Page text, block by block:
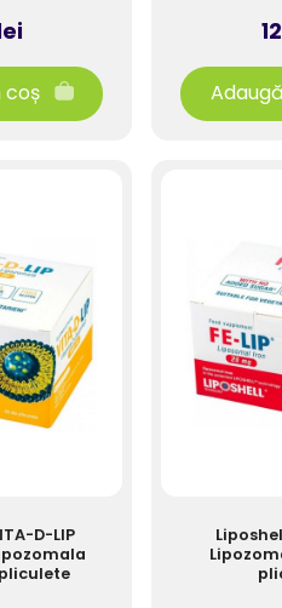
coș
D-LIP
30 pliculete